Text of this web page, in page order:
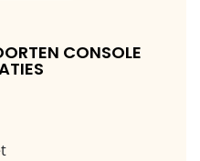
CONSOLE